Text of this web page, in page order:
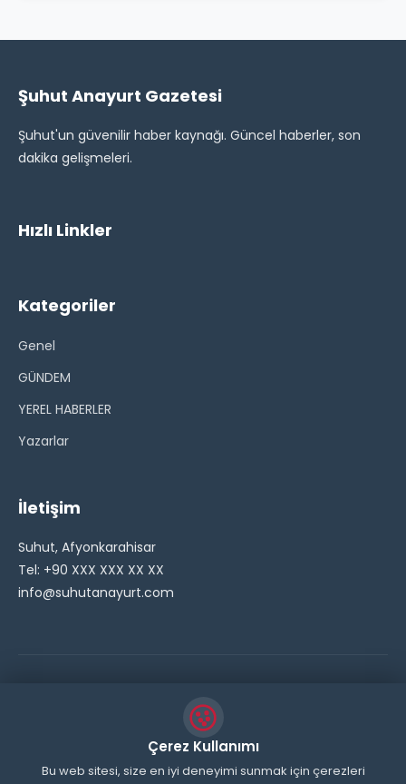
Şuhut Anayurt Gazetesi
Şuhut'un güvenilir haber kaynağı. Güncel haberler, son
dakika gelişmeleri.
Hızlı Linkler
Kategoriler
Genel
GÜNDEM
YEREL HABERLER
Yazarlar
İletişim
Suhut, Afyonkarahisar
Tel: +90 XXX XXX XX XX
info@suhutanayurt.com
Çerez Kullanımı
Bu web sitesi, size en iyi deneyimi sunmak için çerezleri
// Side Widget Resim Fix (Dosya önbelleğini aşmak için
inline ekliyoruz) function suhut_widget_image_fix() {